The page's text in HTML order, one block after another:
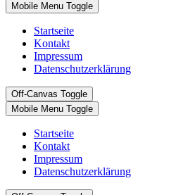
Mobile Menu Toggle
Startseite
Kontakt
Impressum
Datenschutzerklärung
Off-Canvas Toggle
Mobile Menu Toggle
Startseite
Kontakt
Impressum
Datenschutzerklärung